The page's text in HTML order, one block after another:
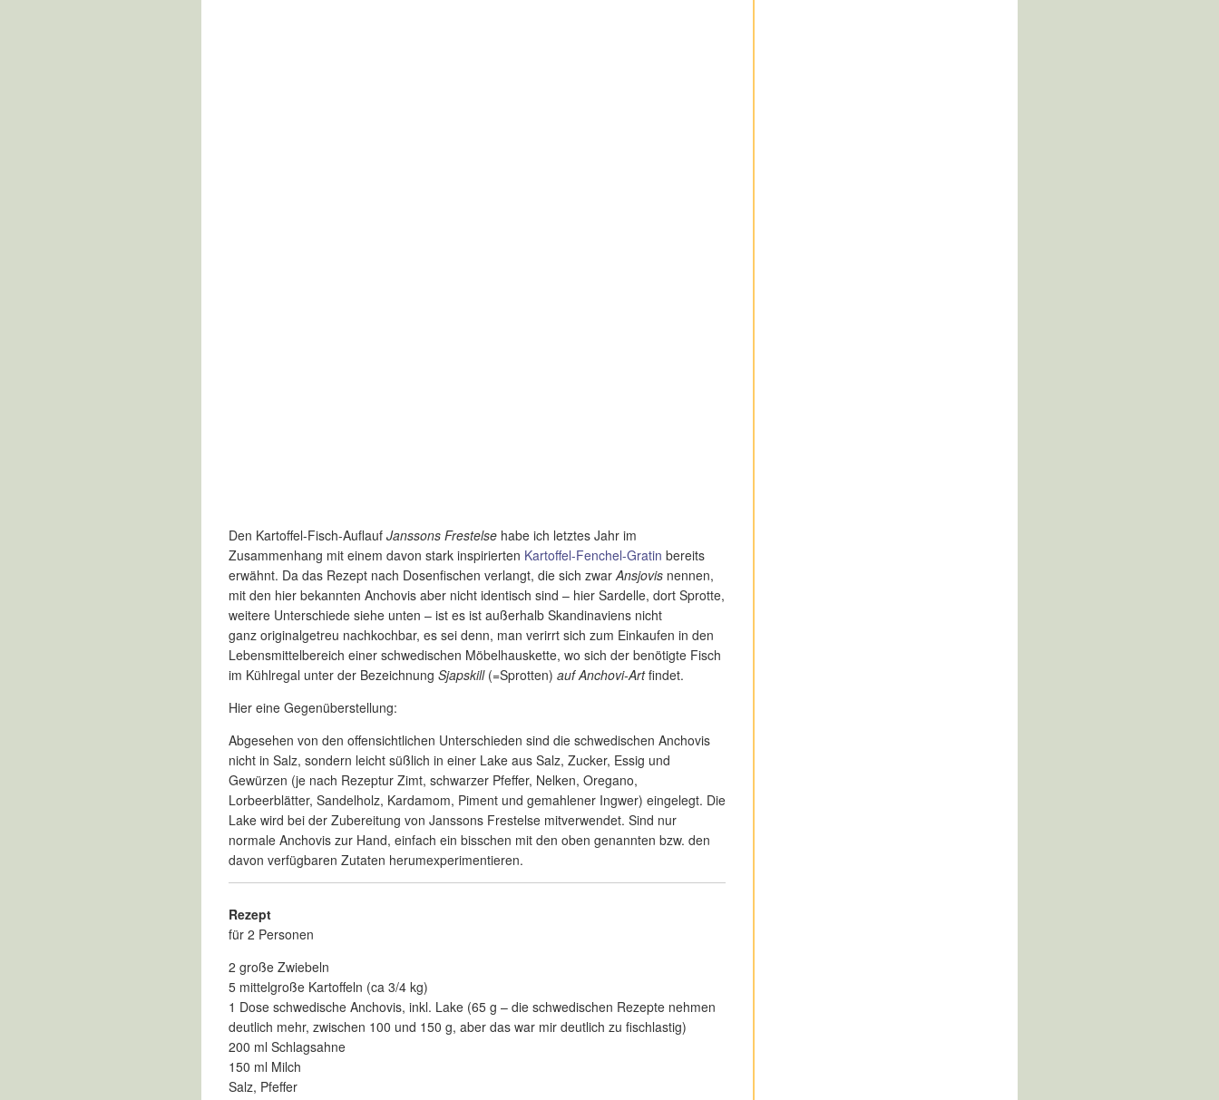
Den Kartoffel-Fisch-Auflauf Janssons Frestelse habe ich letztes Jahr im
Zusammenhang mit einem davon stark inspirierten Kartoffel-Fenchel-Gratin bereits
erwähnt. Da das Rezept nach Dosenfischen verlangt, die sich zwar Ansjovis nennen,
mit den hier bekannten Anchovis aber nicht identisch sind – hier Sardelle, dort Sprotte,
weitere Unterschiede siehe unten – ist es ist außerhalb Skandinaviens nicht
ganz originalgetreu nachkochbar, es sei denn, man verirrt sich zum Einkaufen in den
Lebensmittelbereich einer schwedischen Möbelhauskette, wo sich der benötigte Fisch
im Kühlregal unter der Bezeichnung Sjapskill(=Sprotten) auf Anchovi-Artfindet.
Hier eine Gegenüberstellung:
Abgesehen von den offensichtlichen Unterschieden sind die schwedischen Anchovis
nicht in Salz, sondern leicht süßlich in einer Lake aus Salz, Zucker, Essig und
Gewürzen (je nach Rezeptur Zimt, schwarzer Pfeffer, Nelken, Oregano,
Lorbeerblätter, Sandelholz, Kardamom, Piment und gemahlener Ingwer) eingelegt. Die
Lake wird bei der Zubereitung von Janssons Frestelse mitverwendet. Sind nur
normale Anchovis zur Hand, einfach ein bisschen mit den oben genannten bzw. den
davon verfügbaren Zutaten herumexperimentieren.
Rezept
für 2 Personen
2 große Zwiebeln
5 mittelgroße Kartoffeln (ca 3/4 kg)
1 Dose schwedische Anchovis, inkl. Lake (65 g – die schwedischen Rezepte nehmen
deutlich mehr, zwischen 100 und 150 g, aber das war mir deutlich zu fischlastig)
200 ml Schlagsahne
150 ml Milch
Salz, Pfeffer